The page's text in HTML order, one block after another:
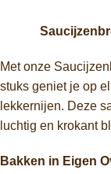
Met onze
stuks geniet je op
lekkernijen. Deze
luchtig en krokant
Bakken in Eigen